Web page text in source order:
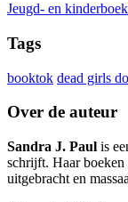
Jeugd- en
Tags
booktok dead girls
Over de auteur
Sandra J. Paul is
schrijft. Haar boeken
uitgebracht en